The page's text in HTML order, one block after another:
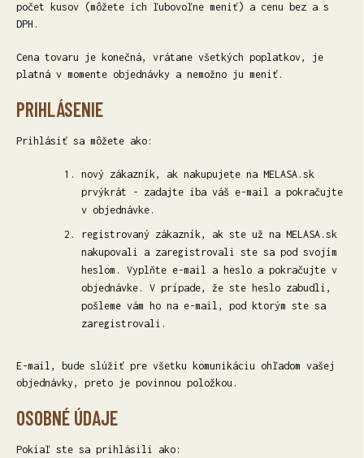
počet kusov (môžete ich ľubovoľne meniť) a cenu bez a s
DPH.
Cena tovaru je konečná, vrátane všetkých poplatkov, je
platná v momente objednávky a nemožno ju meniť.
PRIHLÁSENIE
Prihlásiť sa môžete ako:
nový zákazník, ak nakupujete na MELASA.sk
prvýkrát - zadajte iba váš e-mail a pokračujte
v objednávke.
registrovaný zákazník, ak ste už na MELASA.sk
nakupovali a zaregistrovali ste sa pod svojím
heslom. Vyplňte e-mail a heslo a pokračujte v
objednávke. V prípade, že ste heslo zabudli,
pošleme vám ho na e-mail, pod ktorým ste sa
zaregistrovali.
E-mail, bude slúžiť pre všetku komunikáciu ohľadom vašej
objednávky, preto je povinnou položkou.
OSOBNÉ ÚDAJE
Pokiaľ ste sa prihlásili ako: